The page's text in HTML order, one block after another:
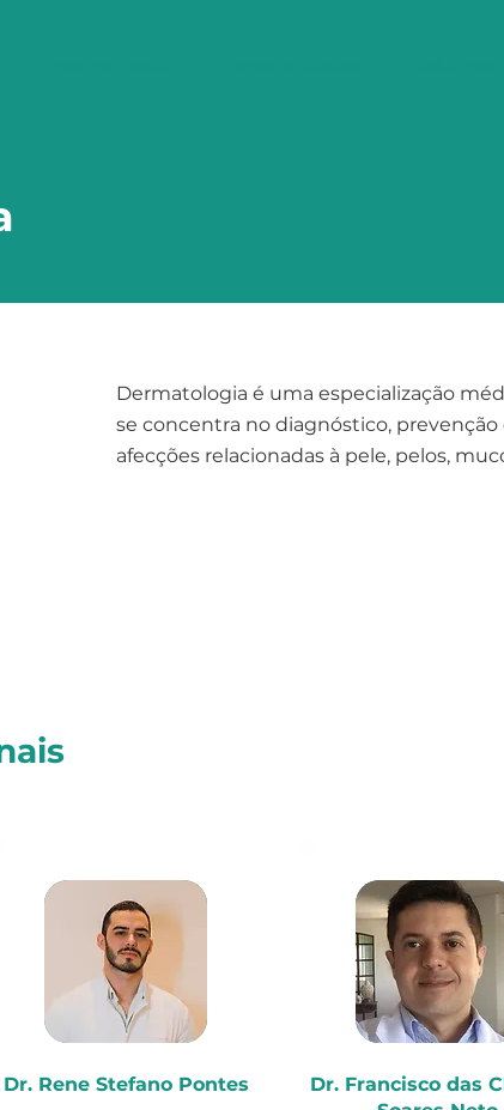
Dermatologia é uma especialização
se concentra no diagnóstico,
afecções relacionadas à pele, pelos,
Dr. Rene Stefano Pontes
Dr. Francisco das